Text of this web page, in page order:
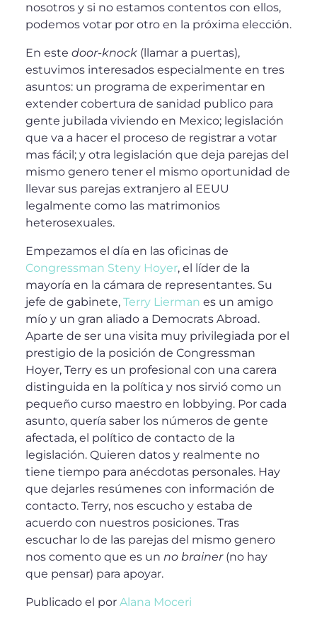
nosotros y si no estamos contentos con ellos,
podemos votar por otro en la próxima elección.
En este door-knock (llamar a puertas),
estuvimos interesados especialmente en tres
asuntos: un programa de experimentar en
extender cobertura de sanidad publico para
gente jubilada viviendo en Mexico; legislación
que va a hacer el proceso de registrar a votar
mas fácil; y otra legislación que deja parejas del
mismo genero tener el mismo oportunidad de
llevar sus parejas extranjero al EEUU
legalmente como las matrimonios
heterosexuales.
Empezamos el día en las oficinas de
Congressman Steny Hoyer, el líder de la
mayoría en la cámara de representantes. Su
jefe de gabinete, Terry Lierman es un amigo
mío y un gran aliado a Democrats Abroad.
Aparte de ser una visita muy privilegiada por el
prestigio de la posición de Congressman
Hoyer, Terry es un profesional con una carera
distinguida en la política y nos sirvió como un
pequeño curso maestro en lobbying. Por cada
asunto, quería saber los números de gente
afectada, el político de contacto de la
legislación. Quieren datos y realmente no
tiene tiempo para anécdotas personales. Hay
que dejarles resúmenes con información de
contacto. Terry, nos escucho y estaba de
acuerdo con nuestros posiciones. Tras
escuchar lo de las parejas del mismo genero
nos comento que es un no brainer(no hay
que pensar) para apoyar.
Publicado el por Alana Moceri